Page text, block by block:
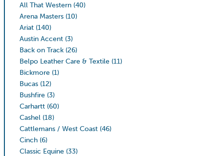
All That Western (40)
Arena Masters (10)
Ariat (140)
Austin Accent (3)
Back on Track (26)
Belpo Leather Care & Textile (11)
Bickmore (1)
Bucas (12)
Bushfire (3)
Carhartt (60)
Cashel (18)
Cattlemans / West Coast (46)
Cinch (6)
Classic Equine (33)